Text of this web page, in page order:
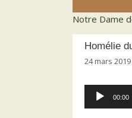
Notre Dame
Homélie
24 mars 2019
Lecteur
audio
00:00